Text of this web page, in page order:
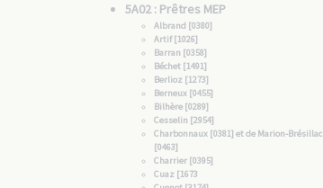
5A02 : Prêtres MEP
Albrand [0380]
Artif [1026]
Barran [0358]
Béchet [1491]
Berlioz [1273]
Berneux [0455]
Bilhère [0289]
Cesselin [2954]
Charbonnaux [0381] et de Marion-Brésillac
[0463]
Charrier [0395]
Cuaz [1673